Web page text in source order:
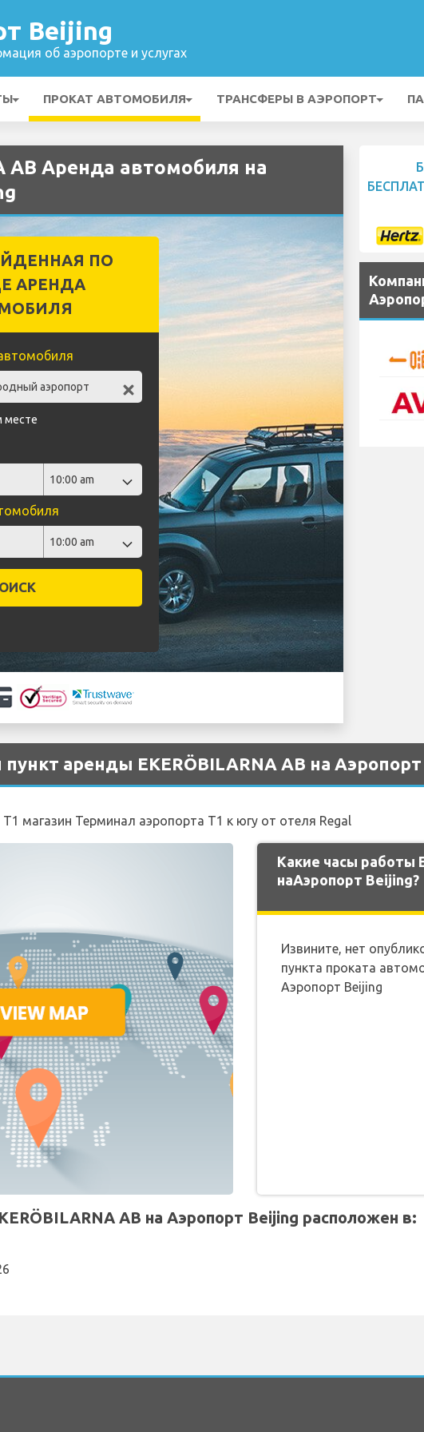
Beijing
об аэропорте и услугах
ПРОКАТ АВТОМОБИЛЯ ТРАНСФЕРЫ В АЭРОПОРТ
AB Аренда автомобиля на
ПО
АРЕНДА
месте
аренды EKERÖBILARNA AB на Аэропорт
магазин Терминал аэропорта T1 к югу от отеля Regal
Какие часы работы
наАэропорт Beijing?
Извините, нет
пункта проката
Аэропорт Beijing
AB на Аэропорт Beijing расположен в: